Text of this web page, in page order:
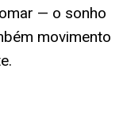
— o sonho
movimento